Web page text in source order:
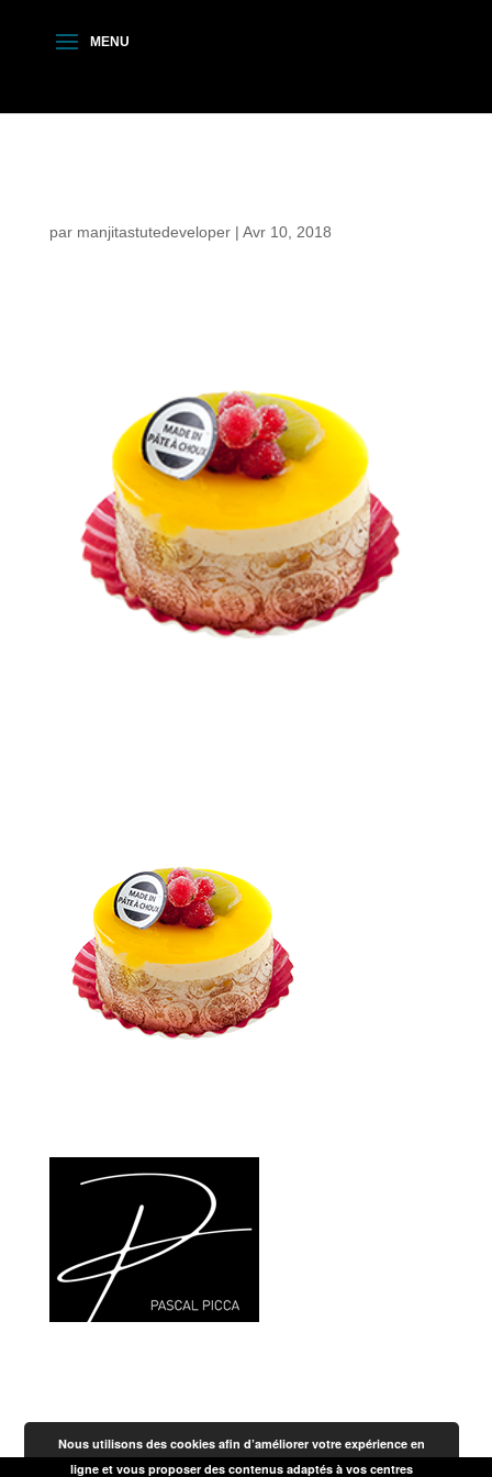
par manjitastutedeveloper| Avr 10, 2018
Nous utilisons des cookies afin d’améliorer votre expérience en
ligne et vous proposer des contenus adaptés à vos centres